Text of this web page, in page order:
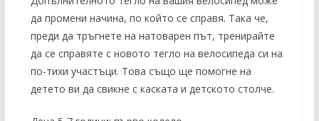
да промени начина, по който се справя. Така че,
преди да тръгнете на натоварен път, тренирайте
да се справяте с новото тегло на велосипеда си на
по-тихи участъци. Това също ще помогне на
детето ви да свикне с каската и детското столче.